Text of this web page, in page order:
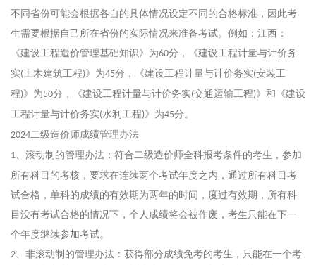
不同省份可能会根据各自的具体情况设定不同的合格标准，因此考
生需要根据自己所在省份的实际情况来准备考试。例如：江西：
《建设工程造价管理基础知识》为60分，《建设工程计量与计价务
实(土木建筑工程)》为45分，《建设工程计量与计价务实(安装工
程)》为50分，《建设工程计量与计价务实(交通运输工程)》和《建设
工程计量与计价务实(水利工程)》为45分。
2024二级造价师成绩管理办法
1、滚动制的管理办法：符合二级造价师全科报考条件的考生，参加
所有科目的考核，要求在连续两个考试年度之内，通过所有科目考
试合格，单科的成绩的有效期为两年的时间，度过有效期，所有科
目没有考试合格的情况下，个人成绩将会被作废，考生只能在下一
个年度继续参加考试。
2、非滚动制的管理办法：获得部分成绩免考的考生，只能在一个考